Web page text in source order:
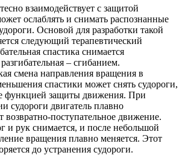
взаимодействует с защитой
ослаблять и снимать распознанные
Основой для разработки такой
следующий терапевтический
спастика снимается
– сгибанием.
смена направления вращения в
спастики может снять судороги,
функцией защиты движения. При
судороги двигатель плавно
возвратно-поступательное движение.
и рук снимается, и после небольшой
вращения плавно меняется. Этот
до устранения судороги.